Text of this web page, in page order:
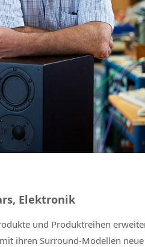
Elektronik
und Produktreihen
ihren Surround-Modellen neue